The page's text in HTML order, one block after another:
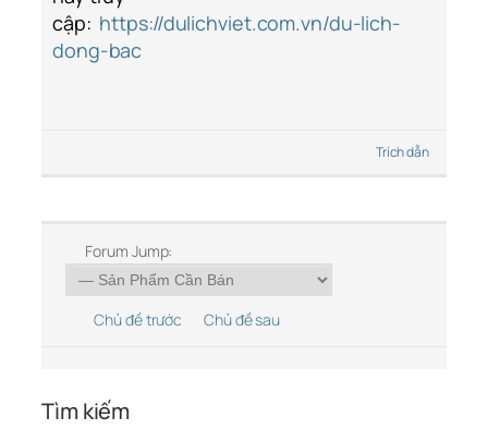
cập: https://dulichviet.com.vn/du-lich-
dong-bac
Trích dẫn
Forum Jump:
Chủ đề trước Chủ đề sau
Tìm kiếm